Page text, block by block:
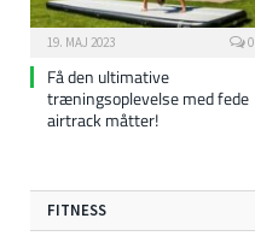
19. MAJ 2023 0
Få den ultimative
træningsoplevelse med fede
airtrack måtter!
FITNESS